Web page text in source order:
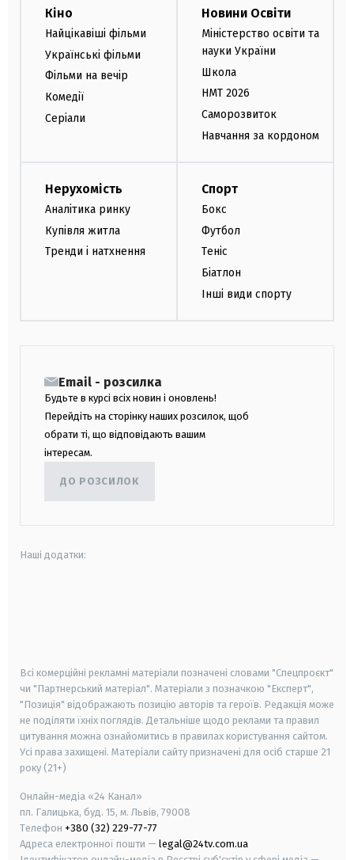
Кіно
Найцікавіші фільми
Українські фільми
Фільми на вечір
Комедії
Серіали
Новини Освіти
Міністерство освіти та
науки України
Школа
НМТ 2026
Саморозвиток
Навчання за кордоном
Нерухомість
Аналітика ринку
Купівля житла
Тренди і натхнення
Спорт
Бокс
Футбол
Теніс
Біатлон
Інші види спорту
Email - розсилка
Будьте в курсі всіх новин і оновлень!
Перейдіть на сторінку наших розсилок, щоб
обрати ті, що відповідають вашим
інтересам.
ДО РОЗСИЛОК
Наші додатки:
Всі комерційні рекламні матеріали позначені словами "Спецпроєкт"
чи "Партнерський матеріал". Матеріали з позначкою "Експерт",
"Позиція" відображають позицію авторів та героїв. Редакція може
не поділяти їхніх поглядів. Детальніше щодо реклами та правил
цитування можна ознайомитись в правилах користування сайтом.
Усі права захищені. Матеріали сайту призначені для осіб старше 21
року (21+)
Онлайн-медіа «24 Канал»
пл. Галицька, буд. 15, м. Львів, 79008
Телефон +380 (32) 229-77-77
Адреса електронної пошти — legal@24tv.com.ua